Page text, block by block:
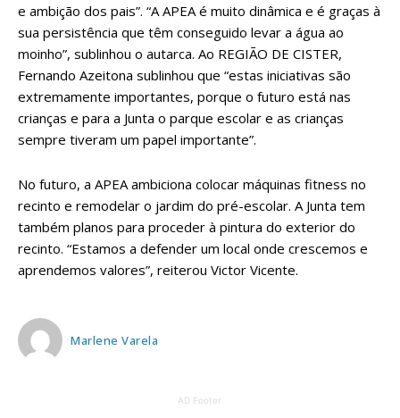
e ambição dos pais”. “A APEA é muito dinâmica e é graças à
sua persistência que têm conseguido levar a água ao
moinho”, sublinhou o autarca. Ao REGIÃO DE CISTER,
Fernando Azeitona sublinhou que “estas iniciativas são
extremamente importantes, porque o futuro está nas
crianças e para a Junta o parque escolar e as crianças
sempre tiveram um papel importante”.
No futuro, a APEA ambiciona colocar máquinas fitness no
recinto e remodelar o jardim do pré-escolar. A Junta tem
também planos para proceder à pintura do exterior do
recinto. “Estamos a defender um local onde crescemos e
aprendemos valores”, reiterou Victor Vicente.
Marlene Varela
AD Footer